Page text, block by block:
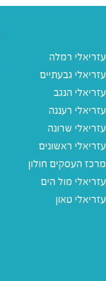
עזריאלי רמלה
עזריאלי גבעתיים
עזריאלי הנגב
עזריאלי רעננה
עזריאלי שרונה
עזריאלי ראשונים
מרכז העסקים חולון
עזריאלי מול הים
עזריאלי טאון